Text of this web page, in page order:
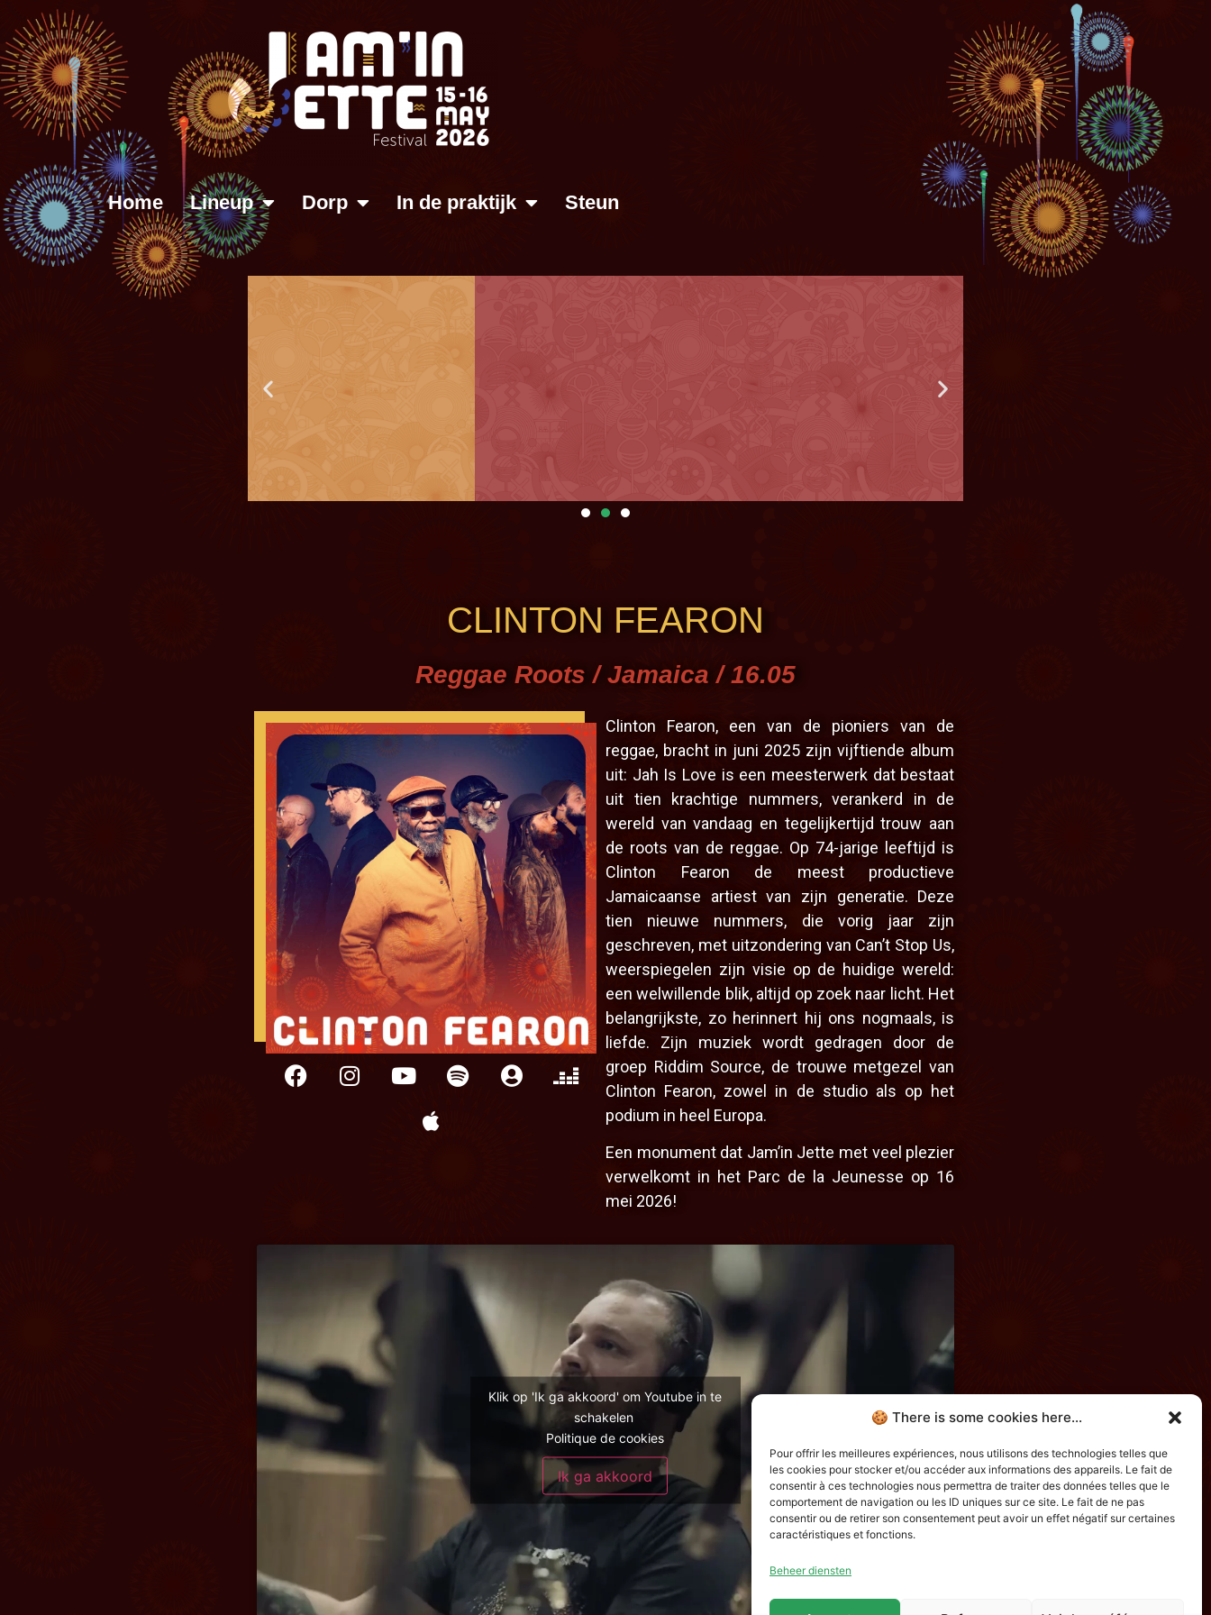
🍪 There is some cookies here...
Pour offrir les meilleures expériences, nous utilisons des technologies telles que
les cookies pour stocker et/ou accéder aux informations des appareils. Le fait de
consentir à ces technologies nous permettra de traiter des données telles que le
comportement de navigation ou les ID uniques sur ce site. Le fait de ne pas
consentir ou de retirer son consentement peut avoir un effet négatif sur certaines
caractéristiques et fonctions.
Beheer diensten
Home Lineup Dorp In de praktijk Steun
La Gratuité a un prix. Aide-nous à faire que cette édition ne
soit pas la dernière...
En savoir plus
CLINTON FEARON
Reggae Roots / Jamaica / 16.05
Clinton Fearon, een van de pioniers van de
reggae, bracht in juni 2025 zijn vijftiende album
uit: Jah Is Love is een meesterwerk dat bestaat
uit tien krachtige nummers, verankerd in de
wereld van vandaag en tegelijkertijd trouw aan
de roots van de reggae. Op 74-jarige leeftijd is
Clinton Fearon de meest productieve
Jamaicaanse artiest van zijn generatie. Deze
tien nieuwe nummers, die vorig jaar zijn
geschreven, met uitzondering van Can’t Stop Us,
weerspiegelen zijn visie op de huidige wereld:
een welwillende blik, altijd op zoek naar licht. Het
belangrijkste, zo herinnert hij ons nogmaals, is
liefde. Zijn muziek wordt gedragen door de
groep Riddim Source, de trouwe metgezel van
Clinton Fearon, zowel in de studio als op het
podium in heel Europa.
Een monument dat Jam’in Jette met veel plezier
verwelkomt in het Parc de la Jeunesse op 16
mei 2026!
Klik op 'Ik ga akkoord' om Youtube in te
schakelen
Politique de cookies
Ik ga akkoord